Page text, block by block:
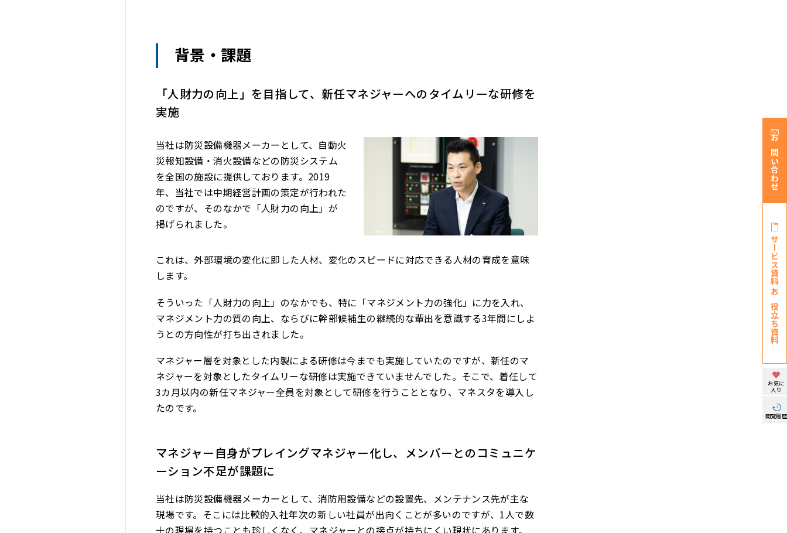
背景・課題
「人財力の向上」を目指して、新任マネジャーへのタイムリーな研修を
実施
当社は防災設備機器メーカーとして、自動火
災報知設備・消火設備などの防災システム
を全国の施設に提供しております。2019
年、当社では中期経営計画の策定が行われた
のですが、そのなかで「人財力の向上」が
掲げられました。
これは、外部環境の変化に即した人材、変化のスピードに対応できる人材の育成を意味
します。
そういった「人財力の向上」のなかでも、特に「マネジメント力の強化」に力を入れ、
マネジメント力の質の向上、ならびに幹部候補生の継続的な輩出を意識する3年間にしよ
うとの方向性が打ち出されました。
マネジャー層を対象とした内製による研修は今までも実施していたのですが、新任のマ
ネジャーを対象としたタイムリーな研修は実施できていませんでした。そこで、着任して
3カ月以内の新任マネジャー全員を対象として研修を行うこととなり、マネスタを導入し
たのです。
マネジャー自身がプレイングマネジャー化し、メンバーとのコミュニケ
ーション不足が課題に
当社は防災設備機器メーカーとして、消防用設備などの設置先、メンテナンス先が主な
現場です。そこには比較的入社年次の新しい社員が出向くことが多いのですが、1人で数
十の現場を持つことも珍しくなく、マネジャーとの接点が持ちにくい現状にあります。
お問い合わせ
サービス資料・
お役立ち資料
お気に
入り
閲覧履歴